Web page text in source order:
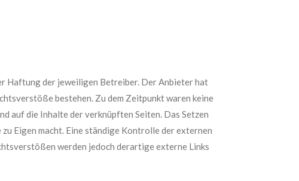
Haftung der jeweiligen Betreiber. Der Anbieter hat
bestehen. Zu dem Zeitpunkt waren keine
auf die Inhalte der verknüpften Seiten. Das Setzen
Eigen macht. Eine ständige Kontrolle der externen
werden jedoch derartige externe Links